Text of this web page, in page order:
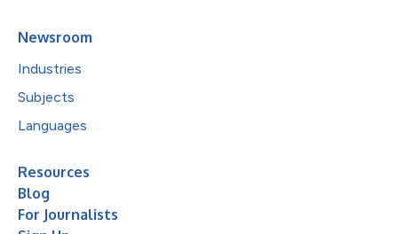
Newsroom
Industries
Subjects
Languages
Resources
Blog
For Journalists